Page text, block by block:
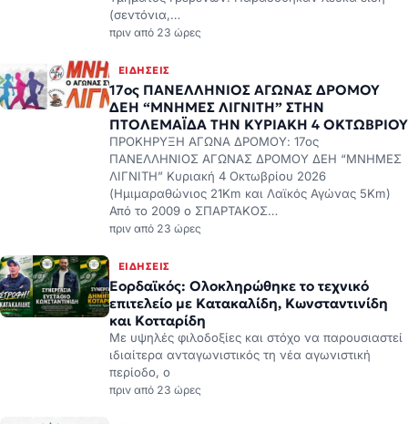
ΕΙΔΉΣΕΙΣ
17ος ΠΑΝΕΛΛΗΝΙΟΣ ΑΓΩΝΑΣ ΔΡΟΜΟΥ
ΠΤΟΛΕΜΑΪΔΑ ΤΗΝ ΚΥΡΙΑΚΗ 4 ΟΚΤΩΒΡΙΟΥ
ΠΡΟΚΗΡΥΞΗ ΑΓΩΝΑ ΔΡΟΜΟΥ: 17ος
ΠΑΝΕΛΛΗΝΙΟΣ ΑΓΩΝΑΣ ΔΡΟΜΟΥ ΔΕΗ “ΜΝΗΜΕΣ
ΛΙΓΝΙΤΗ” Κυριακή 4 Οκτωβρίου 2026
(Ημιμαραθώνιος 21Km και Λαϊκός Αγώνας 5Km)
Από το 2009 ο ΣΠΑΡΤΑΚΟΣ…
πριν από 23 ώρες
ΕΙΔΉΣΕΙΣ
Εορδαϊκός: Ολοκληρώθηκε το τεχνικό
και Κοτταρίδη
Με υψηλές φιλοδοξίες και στόχο να παρουσιαστεί
ιδιαίτερα ανταγωνιστικός τη νέα αγωνιστική
περίοδο, ο
πριν από 23 ώρες
ΕΙΔΉΣΕΙΣ
Κωνσταντίνος Κωνσταντόπουλος,